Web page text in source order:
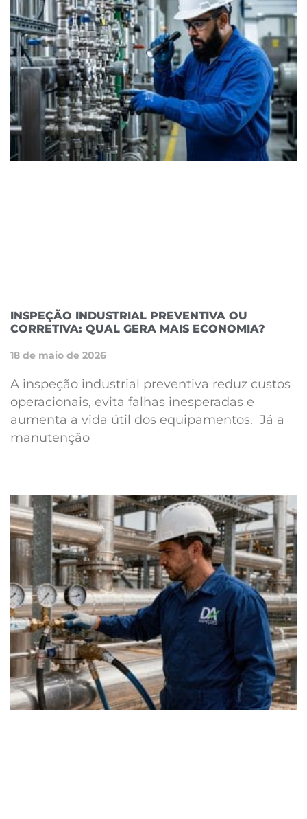
INSPEÇÃO INDUSTRIAL PREVENTIVA OU
CORRETIVA: QUAL GERA MAIS ECONOMIA?
18 de maio de 2026
A inspeção industrial preventiva reduz custos
operacionais, evita falhas inesperadas e
aumenta a vida útil dos equipamentos. Já a
manutenção